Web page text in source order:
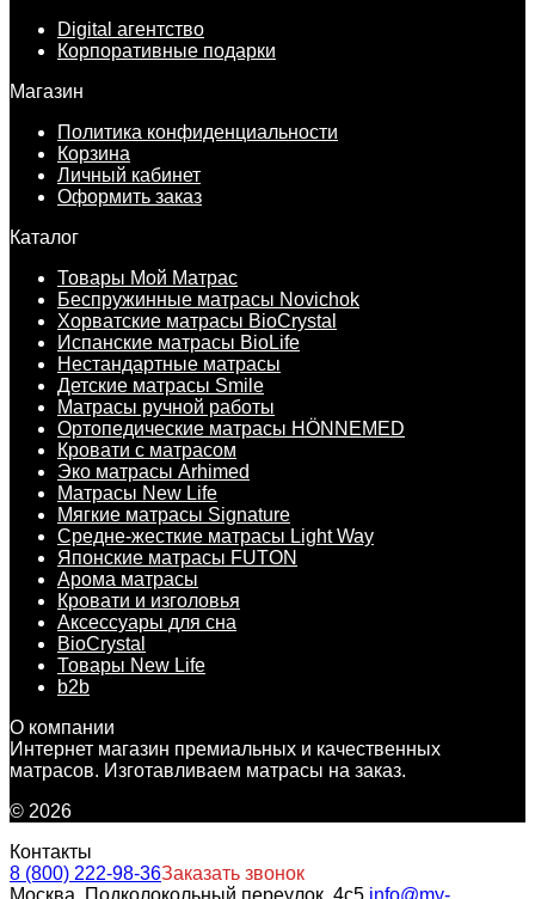
Digital агентство
Корпоративные подарки
Магазин
Политика конфиденциальности
Корзина
Личный кабинет
Оформить заказ
Каталог
Товары Мой Матрас
Беспружинные матрасы Novichok
Хорватские матрасы BioCrystal
Испанские матрасы BioLife
Нестандартные матрасы
Детские матрасы Smile
Матрасы ручной работы
Ортопедические матрасы HÖNNEMED
Кровати с матрасом
Эко матрасы Arhimed
Матрасы New Life
Мягкие матрасы Signature
Средне-жесткие матрасы Light Way
Японские матрасы FUTON
Арома матрасы
Кровати и изголовья
Аксессуары для сна
BioCrystal
Товары New Life
b2b
О компании
Интернет магазин премиальных и качественных
матрасов. Изготавливаем матрасы на заказ.
© 2026
Контакты
8 (800) 222-98-36Заказать звонок
Москва, Подколокольный переулок, 4с5, info@my-